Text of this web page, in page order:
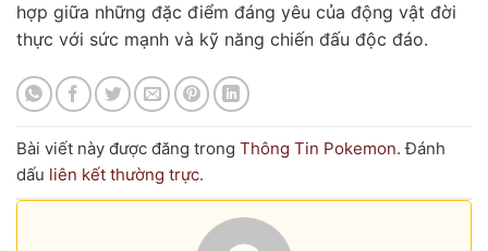
hợp giữa những đặc điểm đáng yêu của động vật đời
thực với sức mạnh và kỹ năng chiến đấu độc đáo.
Bài viết này được đăng trong Thông Tin Pokemon. Đánh
dấu liên kết thường trực.